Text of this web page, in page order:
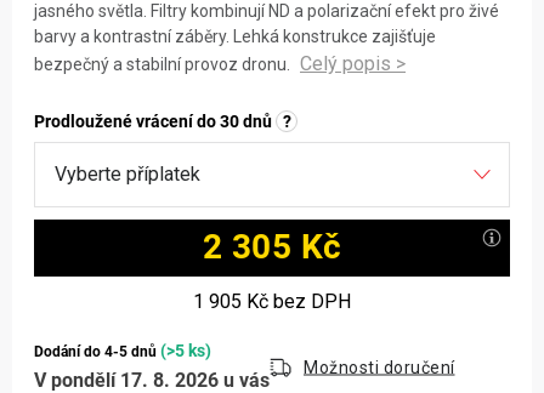
jasného světla. Filtry kombinují ND a polarizační efekt pro živé
barvy a kontrastní záběry. Lehká konstrukce zajišťuje
bezpečný a stabilní provoz dronu.
Prodloužené vrácení do 30 dnů ?
2 305 Kč
1 905 Kč bez DPH
Dodání do 4-5 dnů (>5 ks)
V pondělí 17. 8. 2026 u vás
Možnosti doručení